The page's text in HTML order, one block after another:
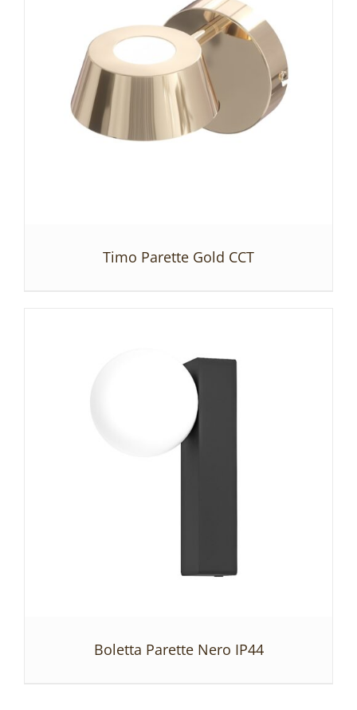
SZCZEGÓŁY
Timo Parette Gold CCT
Boletta Parette Nero IP44